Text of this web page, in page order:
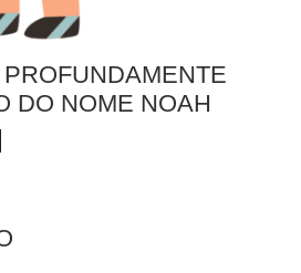
DO NOME NOAH